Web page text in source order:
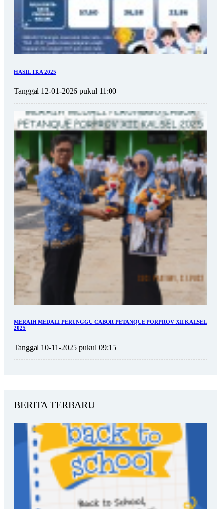
HASIL TKA 2025
Tanggal 12-01-2026 pukul 11:00
MERAIH MEDALI PERUNGGU CABOR PETANQUE PORPROV XII KALSEL
2025
Tanggal 10-11-2025 pukul 09:15
BERITA TERBARU